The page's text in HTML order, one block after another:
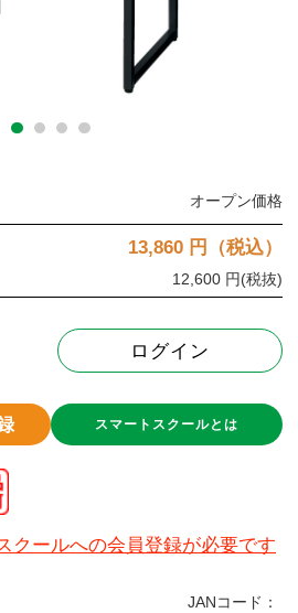
オープン価格
13,860 円（税込）
12,600 円(税抜)
ログイン
スマートスクールとは
クールへの会員登録が必要です
JANコード：